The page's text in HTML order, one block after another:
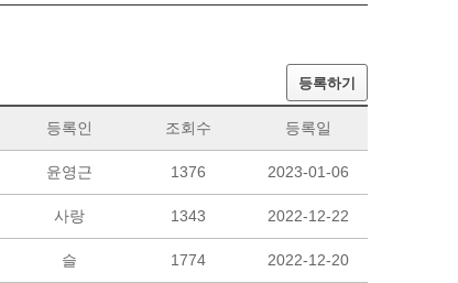
등록하기
등록인 조회수 등록일
윤영근 1376 2023-01-06
사랑 1343 2022-12-22
슬 1774 2022-12-20